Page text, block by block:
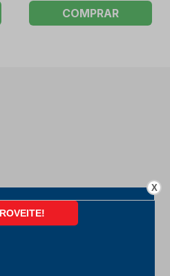
COMPRAR
PAGAMENTO
X